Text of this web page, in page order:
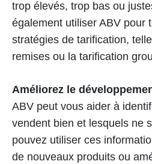
trop élevés, trop bas ou
également utiliser ABV pour
stratégies de tarification,
remises ou la tarification
Améliorez le
ABV peut vous aider à
vendent bien et lesquels ne
pouvez utiliser ces
de nouveaux produits ou